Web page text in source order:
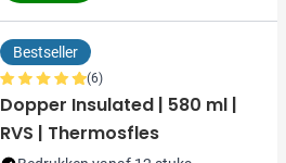
Bestseller
(6)
Dopper Insulated | 580 ml |
RVS | Thermosfles